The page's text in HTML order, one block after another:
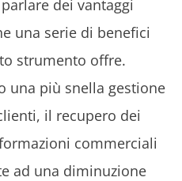
dei vantaggi
una serie di benefici
strumento offre.
una più snella gestione
il recupero dei
commerciali
ad una diminuzione